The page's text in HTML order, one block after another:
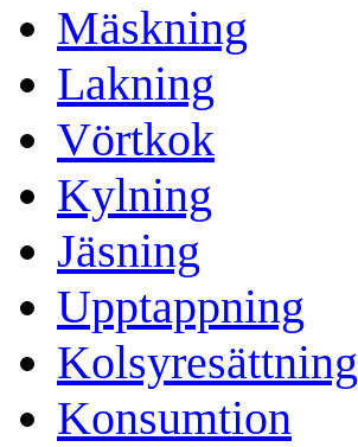
Mäskning
Lakning
Vörtkok
Kylning
Jäsning
Upptappning
Kolsyresättning
Konsumtion